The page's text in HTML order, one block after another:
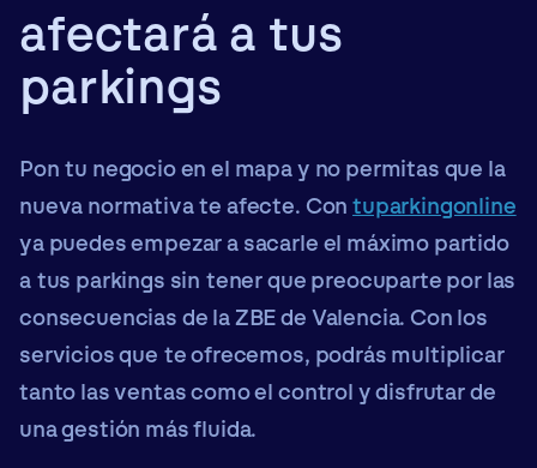
afectará a tus
parkings
Pon tu negocio en el mapa y no permitas que la
nueva normativa te afecte. Contuparkingonline
ya puedes empezar a sacarle el máximo partido
a tus parkings sin tener que preocuparte por las
consecuencias de la ZBE de Valencia. Con los
servicios que te ofrecemos, podrás multiplicar
tanto las ventas como el control y disfrutar de
una gestión más fluida.